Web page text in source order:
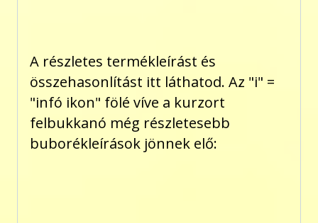
A részletes termékleírást és
összehasonlítást itt láthatod. Az "i" =
"infó ikon" fölé víve a kurzort
felbukkanó még részletesebb
buborékleírások jönnek elő: